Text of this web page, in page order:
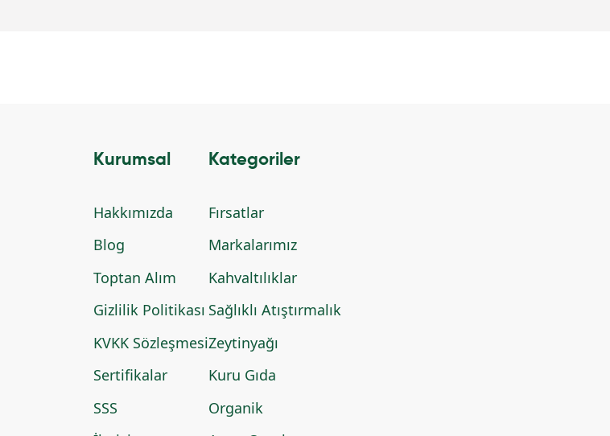
Kurumsal
Hakkımızda
Blog
Toptan Alım
Gizlilik Politikası
KVKK Sözleşmesi
Sertifikalar
SSS
Kategoriler
Fırsatlar
Markalarımız
Kahvaltılıklar
Sağlıklı Atıştırmalık
Zeytinyağı
Kuru Gıda
Organik